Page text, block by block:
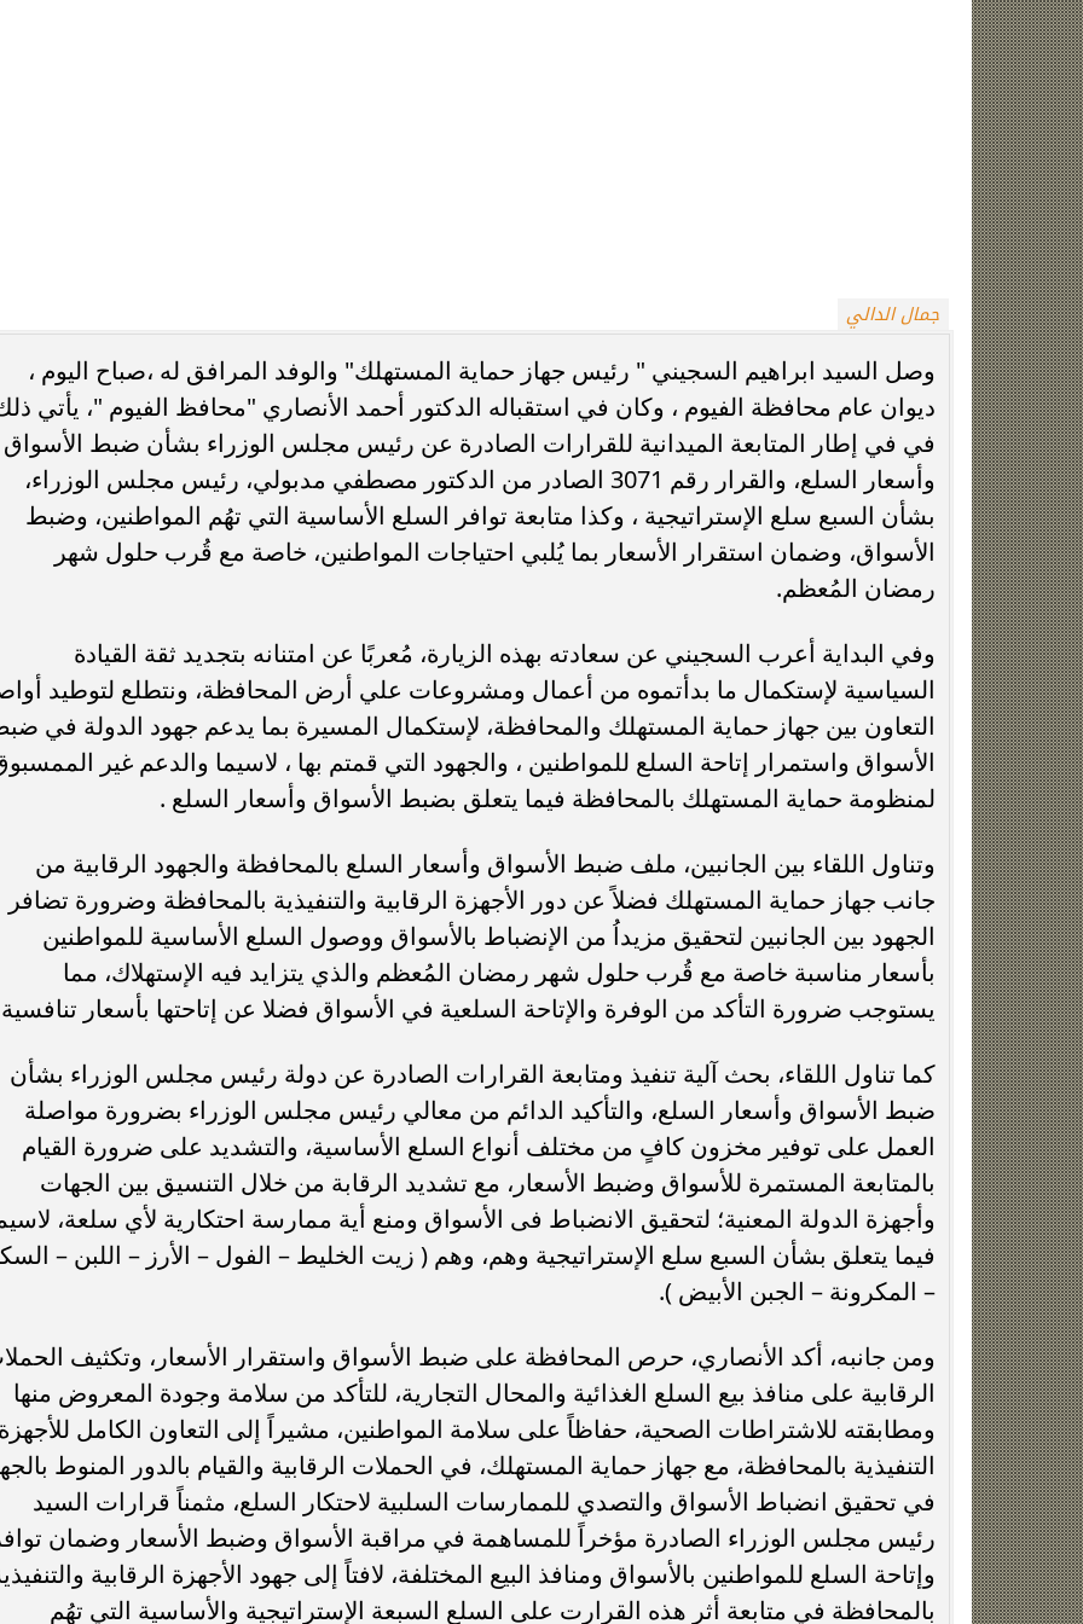
ضبط الأسواق وأسعار السلع، والتأكيد الدائم من معالي رئيس مجلس الوزراء بضرورة مواصلة
العمل على توفير مخزون كافٍ من مختلف أنواع السلع الأساسية، والتشديد على ضرورة القيام
بالمتابعة المستمرة للأسواق وضبط الأسعار، مع تشديد الرقابة من خلال التنسيق بين الجهات
وأجهزة الدولة المعنية؛ لتحقيق الانضباط فى الأسواق ومنع أية ممارسة احتكارية لأي سلعة، لاسيما
فيما يتعلق بشأن السبع سلع الإستراتيجية وهم، وهم ( زيت الخليط – الفول – الأرز – اللبن – السكر
– المكرونة – الجبن الأبيض ).
الرقابية على منافذ بيع السلع الغذائية والمحال التجارية، للتأكد من سلامة وجودة المعروض منها
ومطابقته للاشتراطات الصحية، حفاظاً على سلامة المواطنين، مشيراً إلى التعاون الكامل
التنفيذية بالمحافظة، مع جهاز حماية المستهلك، في الحملات الرقابية والقيام بالدور المنوط
في تحقيق انضباط الأسواق والتصدي للممارسات السلبية لاحتكار السلع، مثمناً قرارات السيد
رئيس مجلس الوزراء الصادرة مؤخراً للمساهمة في مراقبة الأسواق وضبط الأسعار وضمان توافر
وإتاحة السلع للمواطنين بالأسواق ومنافذ البيع المختلفة، لافتاً إلى جهود الأجهزة الرقابية والتنفيذية
بالمحافظة في متابعة أثر هذه القرارت على السلع السبعة الإستراتيجية والأساسية التي تهُم
المواطنين.
ووجه محافظ الفيوم ، الشكر لمعالي دولة رئيس مجلس الوزراء بشأن القرارات التي تم اتخاذها
مؤخرا ، والتي تسهم في ضبط الأسعار و مراقبة الأسواق وضمان توافر وإتاحة السلع بالأسواق
للمواطنين ، مؤكدا أن هناك جهود مكثفة من كافة الأجهزة الرقابية و التنفيذية بالمحافظة لمتابعة
هذه القرارت علي السلع السبع الإستراتيجية والأساسية التي تهُم المواطنين ، وأيضاً متابعة مدى
الالتزام بها ميدانيا .
وفي ختام اللقاء ، أعرب السجيني عن سعادته وتقديره ، بحفاوة وحسن الاستقبال، مُعرباً عن تطلعه
لتوطيد أواصر التعاون بين جهاز حماية المستهلك، ومحافظة الفيوم، في استكمال جهود الدولة
مجال ضبط الأسواق وإتاحة السلع للمواطنين، مثمناً الدعم غير المسبوق لمنظومة حماية
المستهلك بالمحافظة، فيما يتعلق بضبط الأسواق وأسعار السلع، وأننا نتطلع إلي مزيد من التعاون
في الفترة المقبلة، تحقيقًا لمزيدا من الإنضباط بما يؤثر علي ضبط الأسواق وأسعار السلع التي تهُم
المواطنين .
ومن المُقرر أن يقوم رئيس جهاز حماية المستهلك ، ومحافظ الفيوم ، بعقد لقاءً موسعًا مع أعضاء
مجلس إدارة الغرفة التجارية بالمحافظة ، والقيام بجولات ميدانية على الأسواق والسلاسل
بنطاق المحافظة، ومتابعة الحملات الرقابية المفاجئة لمأموري الضبط بالجهاز، بهدف الرقابة
وإحكام السيطرة على الأسواق، والتأكد من وفرة وإتاحة السلع بالأسواق، ومتابعة تنفيذ القرارات
الصادرة في هذا الشأن.